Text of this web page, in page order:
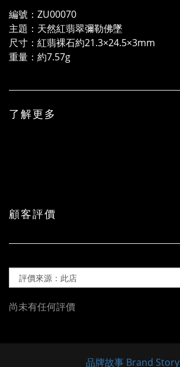
編號：ZU00070
主題：天然紅翡翠彌勒佛墜
尺寸：紅翡裸石約21.3×24.5×3mm
重量：約7.57g
了解更多
顧客評價
尚未有任何評價
品牌故事 Brand Story